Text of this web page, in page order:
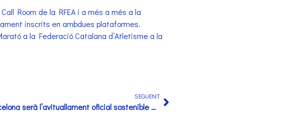
Room de la RFEA i a més a més a la
inscrits en ambdues plataformes.
a la Federació Catalana d’Atletisme a la
SEGUENT
Aigües de Barcelona serà l’avituallament oficial sostenible aquest 2025 de l’eDreams Mitja Marató Barcelona by Brooks i de la Zurich Marató Barcelona